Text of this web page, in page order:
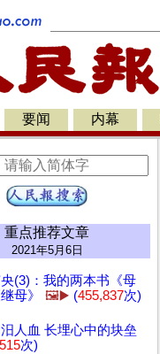
要闻 内幕
重点推荐文章
2021年5月6日
(3)：我的两本书《母
母》
🖼️▶️ (455,837次)
人血 长埋心中的块垒
次)